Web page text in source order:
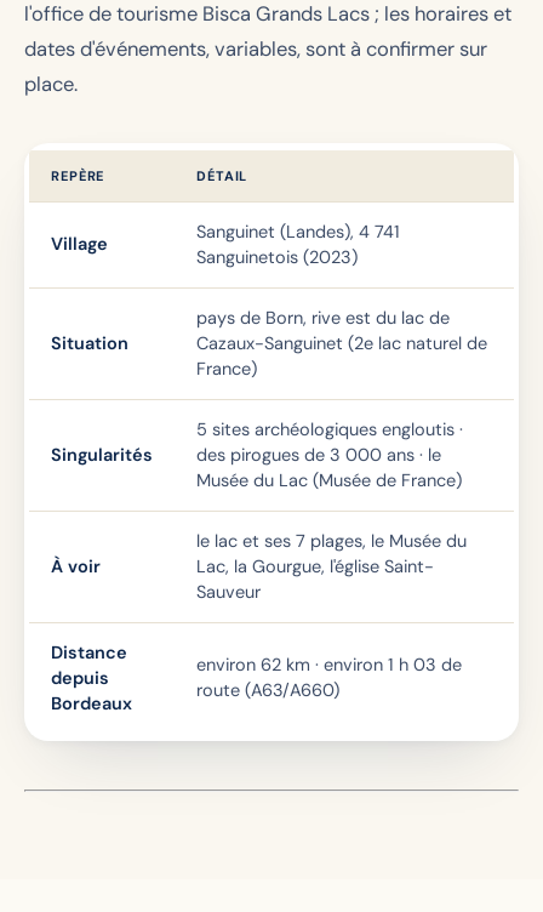
l'office de tourisme Bisca Grands Lacs ; les horaires et
dates d'événements, variables, sont à confirmer sur
place.
REPÈRE DÉTAIL
Village
Sanguinet (Landes), 4 741
Sanguinetois (2023)
Situation
pays de Born, rive est du lac de
Cazaux-Sanguinet (2e lac naturel de
France)
Singularités
5 sites archéologiques engloutis ·
des pirogues de 3 000 ans · le
Musée du Lac (Musée de France)
À voir
le lac et ses 7 plages, le Musée du
Lac, la Gourgue, l'église Saint-
Sauveur
Distance
depuis
Bordeaux
environ 62 km · environ 1 h 03 de
route (A63/A660)